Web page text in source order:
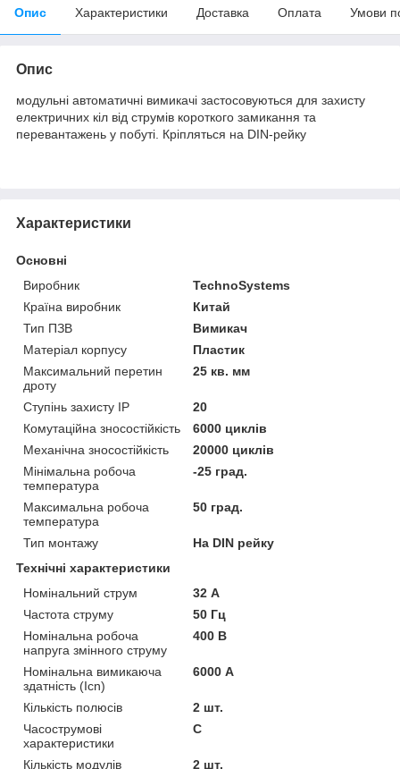
Опис Характеристики Доставка Оплата Умови
Опис
модульні автоматичні вимикачі застосовуються для захисту
електричних кіл від струмів короткого замикання та
перевантажень у побуті. Кріпляться на DIN-рейку
Характеристики
Основні
Виробник
TechnoSystems
Країна виробник
Китай
Тип ПЗВ
Вимикач
Матеріал корпусу
Пластик
Максимальний перетин
дроту
25 кв. мм
Ступінь захисту IP
20
Комутаційна зносостійкість
6000 циклів
Механічна зносостійкість
20000 циклів
Мінімальна робоча
температура
-25 град.
Максимальна робоча
температура
50 град.
Тип монтажу
На DIN рейку
Технічні характеристики
Номінальний струм
32 А
Частота струму
50 Гц
Номінальна робоча
напруга змінного струму
400 В
Номінальна вимикаюча
здатність (Icn)
6000 А
Кількість полюсів
2 шт.
Часострумові
характеристики
C
Кількість модулів
2 шт.